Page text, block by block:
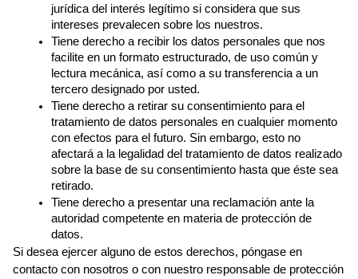
jurídica del interés legítimo si considera que sus
intereses prevalecen sobre los nuestros.
Tiene derecho a recibir los datos personales que nos
facilite en un formato estructurado, de uso común y
lectura mecánica, así como a su transferencia a un
tercero designado por usted.
Tiene derecho a retirar su consentimiento para el
tratamiento de datos personales en cualquier momento
con efectos para el futuro. Sin embargo, esto no
afectará a la legalidad del tratamiento de datos realizado
sobre la base de su consentimiento hasta que éste sea
retirado.
Tiene derecho a presentar una reclamación ante la
autoridad competente en materia de protección de
datos.
Si desea ejercer alguno de estos derechos, póngase en
contacto con nosotros o con nuestro responsable de protección